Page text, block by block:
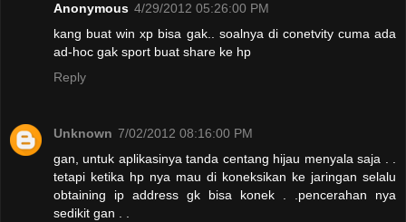
Anonymous 4/29/2012 05:26:00 PM
kang buat win xp bisa gak.. soalnya di conetvity cuma ada
ad-hoc gak sport buat share ke hp
Reply
Unknown 7/02/2012 08:16:00 PM
gan, untuk aplikasinya tanda centang hijau menyala saja . .
tetapi ketika hp nya mau di koneksikan ke jaringan selalu
obtaining ip address gk bisa konek . .pencerahan nya
sedikit gan . .